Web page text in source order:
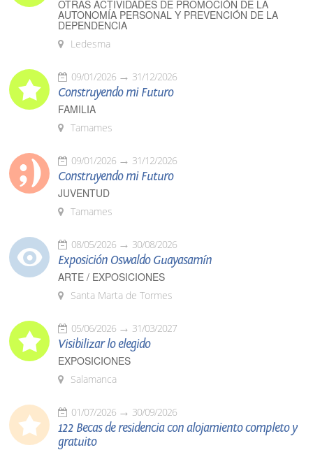
OTRAS ACTIVIDADES DE PROMOCIÓN DE LA
AUTONOMÍA PERSONAL Y PREVENCIÓN DE LA
DEPENDENCIA
Ledesma
09/01/2026 31/12/2026
Construyendo mi Futuro
FAMILIA
Tamames
09/01/2026 31/12/2026
Construyendo mi Futuro
JUVENTUD
Tamames
08/05/2026 30/08/2026
Exposición Oswaldo Guayasamín
ARTE / EXPOSICIONES
Santa Marta de Tormes
05/06/2026 31/03/2027
Visibilizar lo elegido
EXPOSICIONES
Salamanca
01/07/2026 30/09/2026
122 Becas de residencia con alojamiento completo y
gratuito